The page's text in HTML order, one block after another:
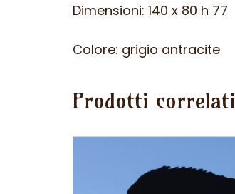
Dimensioni: 140 x 80 h 77
Colore: grigio antracite
Prodotti correlati